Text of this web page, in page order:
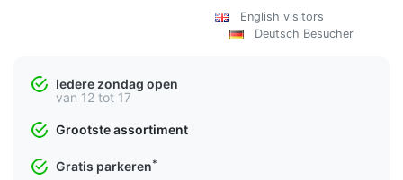
English visitors
Deutsch Besucher
Iedere zondag open
van 12 tot 17
Grootste assortiment
Gratis parkeren*